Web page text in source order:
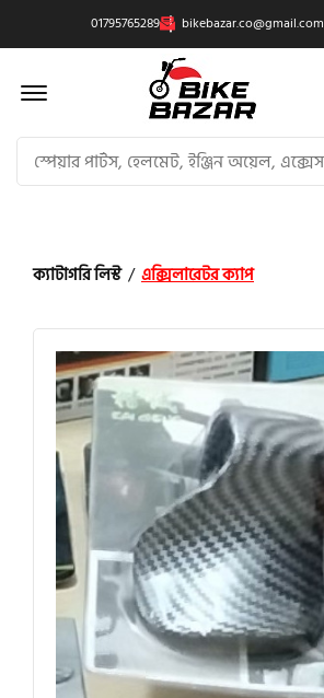
01795765289 bikebazar.co@gmail.com
Offcanvas Menu Open
ক্যাটাগরি লিস্ট/ এক্সিলারেটর ক্যাপ